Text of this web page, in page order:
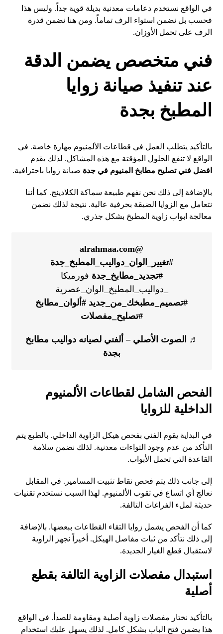
في الواقع نستخدم دعامات معدنية بديلة قوية جداً. وليس هذا
فحسب بل نضمن استواء الرف تماماً. ومن هنا نضمن قدرة
الرف على تحمل الأوزان.
فني متخصص يضمن الدقة
عند تنفيذ صيانة زوايا
المطبخ بجدة
بالتأكيد يتطلب العمل في قطاعات الألمنيوم مهارة خاصة. في
الواقع لا تنفع الحلول المؤقتة مع هذه المشاكل. لذلك يقدم
افضل فني تصليح مطابخ المنيوم في جدة صيانة زوايا باحترافية.
بالإضافة إلى ذلك نحن نفهم طبيعة سماكة الكلادينج. كما أننا
نتعامل مع الزوايا الضيقة بحرفية عالية. نتيجة لذلك نضمن
معالجة ابواب زاوية المطبخ بشكل جذري.
@alrahmaa.com
#تغيير_الوان_دواليب_المطبخ_جدة
#تجديد_مطابخ_جدة فورميكا
_دواليب_المطبخ_الوان_عصرية
#تصميم_مطبخك_من_جديد #ألوان_مطابخ
#تصليح_مفصلات
♬ الصوت الأصلي – ألفني لصيانه دواليب مطابخ
بجدة
الفحص الشامل لقطاعات الألمنيوم
الداخلية للزوايا
في البداية يقوم الفني بفحص هيكل الزاوية الداخلي. بالطبع يتم
التأكد من عدم وجود التواءات معدنية. لذلك نضمن سلامة
القاعدة التي تحمل الأبواب.
إلى جانب ذلك يتم فحص نقاط تثبيت المسامير. في المقابل
نعالج أي اتساع في ثقوب الألمنيوم. لهذا السبب نستخدم تقنيات
حديثة لملء الفراغات التالفة.
كما أن الفحص يشمل زوايا التقاء القطاعات ببعضها. بالإضافة
إلى ذلك نتأكد من ثبات مفاصل الهيكل. أخيراً نجهز الزاوية
لاستقبال قطع الغيار الجديدة.
استبدال مفصلات الزاوية التالفة بقطع
أصلية
بالتأكيد نختار مفصلات زاوية أصلية ومقاومة للصدأ. في الواقع
هذا يضمن فتح الباب بشكل كامل. لذلك يسهل عليك استخدام